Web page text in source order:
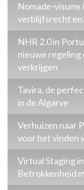
Nomade-
verblijfsrecht en
NHR 2.0 in
nieuwe regeling
verkrijgen
Tavira, de
in de Algarve
Verhuizen naar
voor het vinden
Virtual Staging
Betrokkenheid